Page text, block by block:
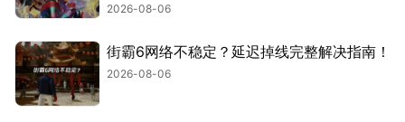
2026-08-06
街霸6网络不稳定？延迟掉线完整解决指南！
2026-08-06